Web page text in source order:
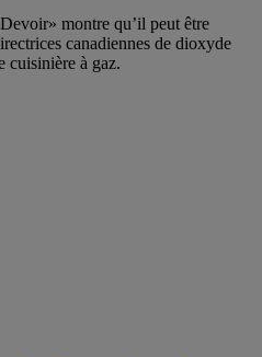
montre qu’il peut être
canadiennes de dioxyde
cuisinière à gaz.